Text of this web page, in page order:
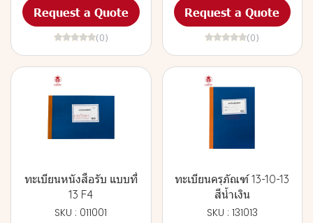
Request a Quote
(0)
Request a Quote
(0)
ทะเบียนหนังสือรับ แบบที่
13 F4
SKU : 011001
ทะเบียนครุภัณฑ์ 13-10-13
สีน้ำเงิน
SKU : 131013